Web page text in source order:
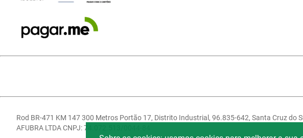
Rod BR-471 KM 147 300 Metros Portão 17, Distrito Industrial, 96.835-642, Santa Cruz do
AFUBRA LTDA CNPJ: 74.072.513/0044-84